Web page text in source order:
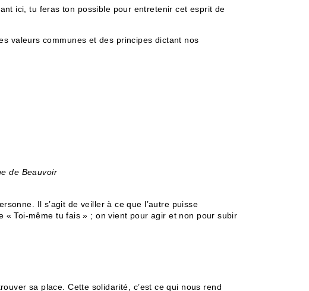
ici, tu feras ton possible pour entretenir cet esprit de
valeurs communes et des principes dictant nos
de Beauvoir
Il s’agit de veiller à ce que l’autre puisse
« Toi-même tu fais » ; on vient pour agir et non pour subir
sa place. Cette solidarité, c’est ce qui nous rend